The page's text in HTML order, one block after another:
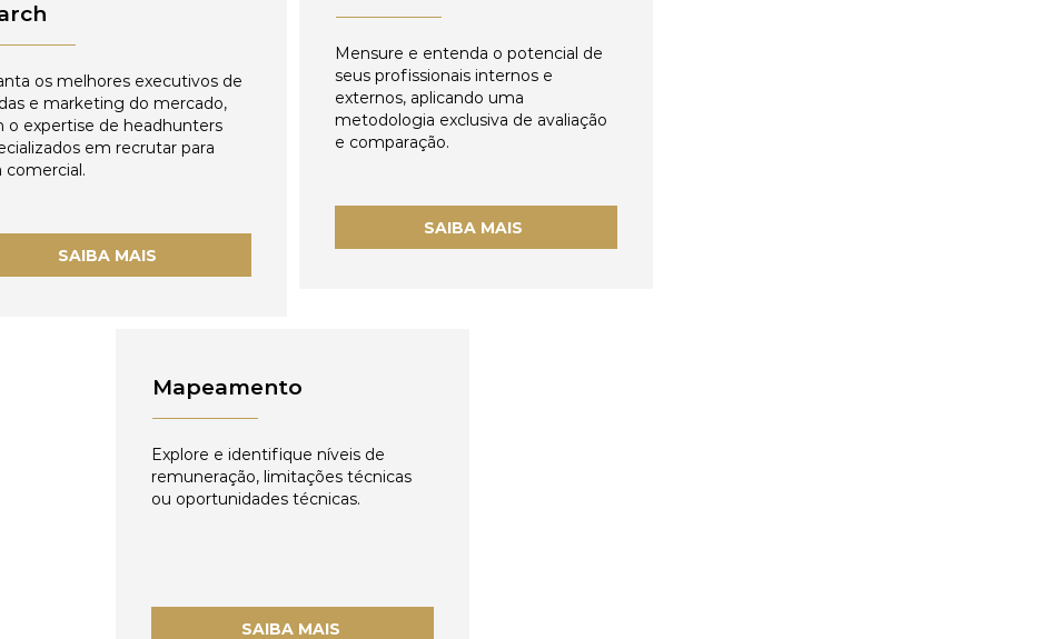
os melhores executivos de
e marketing do mercado,
o expertise de headhunters
em recrutar para
comercial.
SAIBA MAIS
Mensure e entenda o potencial de
seus profissionais internos e
externos, aplicando uma
metodologia exclusiva de avaliação
e comparação.
SAIBA MAIS
Mapeamento
Explore e identifique níveis de
remuneração, limitações técnicas
ou oportunidades técnicas.
SAIBA MAIS